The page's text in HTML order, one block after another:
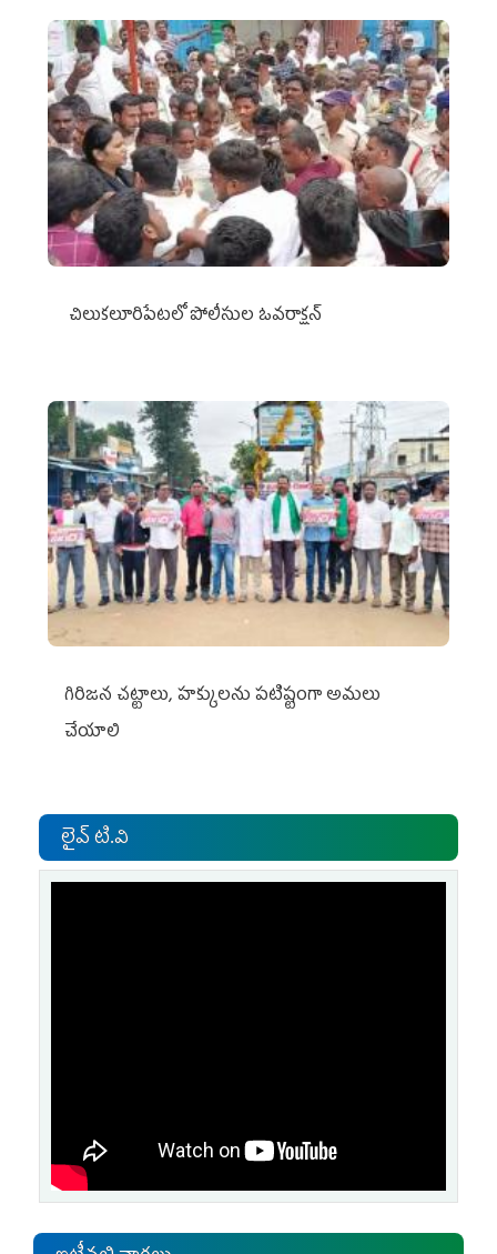
చిలుక‌లూరిపేట‌లో పోలీసుల ఓవ‌రాక్ష‌న్‌
గిరిజన చట్టాలు, హక్కులను పటిష్టంగా అమలు
చేయాలి
లైవ్ టి.వి